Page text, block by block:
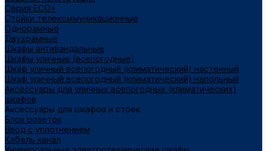
Серия ECO+
Стойки телекоммуникационные
Однорамные
Двухрамные
Шкафы антивандальные
Шкафы уличные (всепогодные)
Шкаф уличный всепогодный (климатический) настенный
Шкаф уличный всепогодный (климатический) напольный
Аксессуары для уличных всепогодных (климатических)
шкафов
Аксессуары для шкафов и стоек
Блок розеток
Ввод с уплотнением
Кабель канал